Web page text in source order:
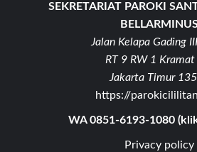
SEKRETARIAT PAROKI
Jalan Kelapa Gading
RT 9 RW 1 Kramat
Jakarta Timur
https://
WA 0851-6193-1080
Privacy policy